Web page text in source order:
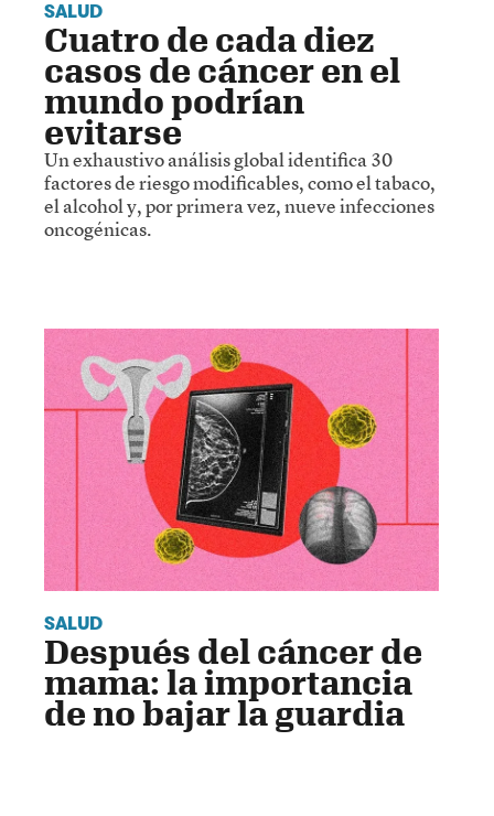
SALUD
Cuatro de cada diez
casos de cáncer en el
mundo podrían
evitarse
Un exhaustivo análisis global identifica 30
factores de riesgo modificables, como el tabaco,
el alcohol y, por primera vez, nueve infecciones
oncogénicas.
SALUD
Después del cáncer de
mama: la importancia
de no bajar la guardia